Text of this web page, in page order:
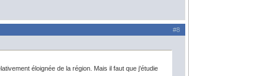
#8
éloignée de la région. Mais il faut que j'étudie